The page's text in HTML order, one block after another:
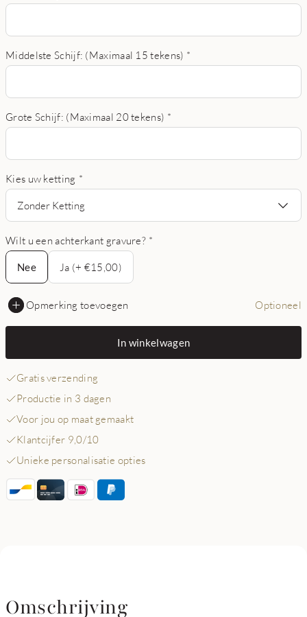
Middelste Schijf: (Maximaal 15 tekens) *
Grote Schijf: (Maximaal 20 tekens) *
Kies uw ketting *
Zonder Ketting
Wilt u een achterkant gravure? *
Nee
Nee
Ja (+ €15,00)
Opmerking toevoegen Optioneel
In winkelwagen
Gratis verzending
Productie in 3 dagen
Voor jou op maat gemaakt
Klantcijfer 9,0/10
Unieke personalisatie opties
Omschrijving